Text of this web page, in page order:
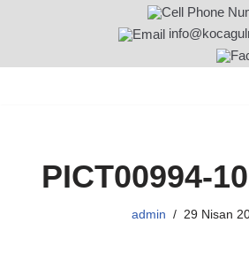
PICT00994-
admin 29 Nisan